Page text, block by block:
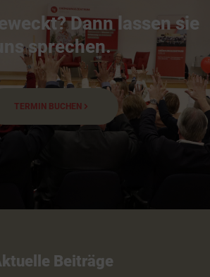
Dann lassen sie
sprechen.
TERMIN BUCHEN
Beiträge